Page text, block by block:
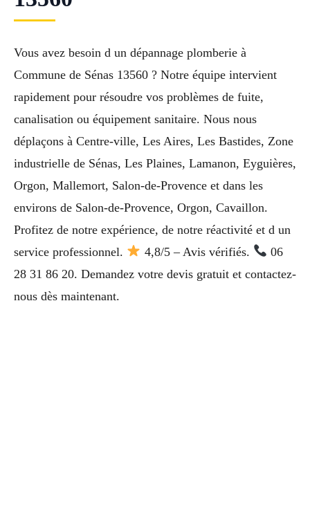
Vous avez besoin d un dépannage plomberie à
Commune de Sénas 13560 ? Notre équipe intervient
rapidement pour résoudre vos problèmes de fuite,
canalisation ou équipement sanitaire. Nous nous
déplaçons à Centre-ville, Les Aires, Les Bastides, Zone
industrielle de Sénas, Les Plaines, Lamanon, Eyguières,
Orgon, Mallemort, Salon-de-Provence et dans les
environs de Salon-de-Provence, Orgon, Cavaillon.
Profitez de notre expérience, de notre réactivité et d un
service professionnel.
4,8/5 – Avis vérifiés.
06
28 31 86 20. Demandez votre devis gratuit et contactez-
nous dès maintenant.